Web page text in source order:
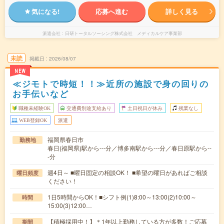
気になる! 応募へ進む 詳しく見る
派遣会社 日研トータルソーシング株式会社 メディカルケア事業部
未読
NEW
掲載日 2026/08/07
≪ジモトで時短！！≫近所の施設で身の回りの
お手伝いなど
職種未経験OK 交通費別途支給あり 土日祝日が休み 残業なし
WEB登録OK 派遣
勤務地
福岡県春日市
春日(福岡県)駅から---分／博多南駅から---分／春日原駅から--
-分
曜日頻度
週4日～ ■曜日固定の相談OK！ ■希望の曜日があればご相談
ください！
時間
1日5時間からOK！■シフト例(1)8:00～13:00(2)10:00～
15:00(3)12:00…
期間 【積極採用中！】＊1年以上勤務している方が多数！ご応募